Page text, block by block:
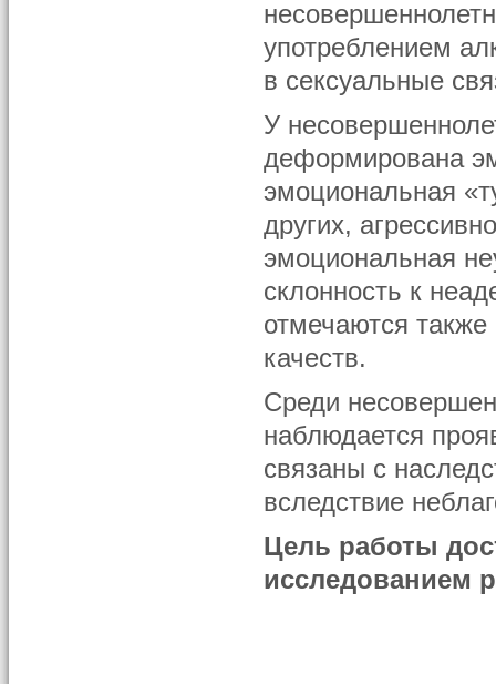
употреблением
в сексуальные
У
деформирована
эмоциональная
других,
эмоциональная
склонность к
отмечаются
качеств.
Среди
наблюдается
связаны с
вследствие
Цель работы
исследованием